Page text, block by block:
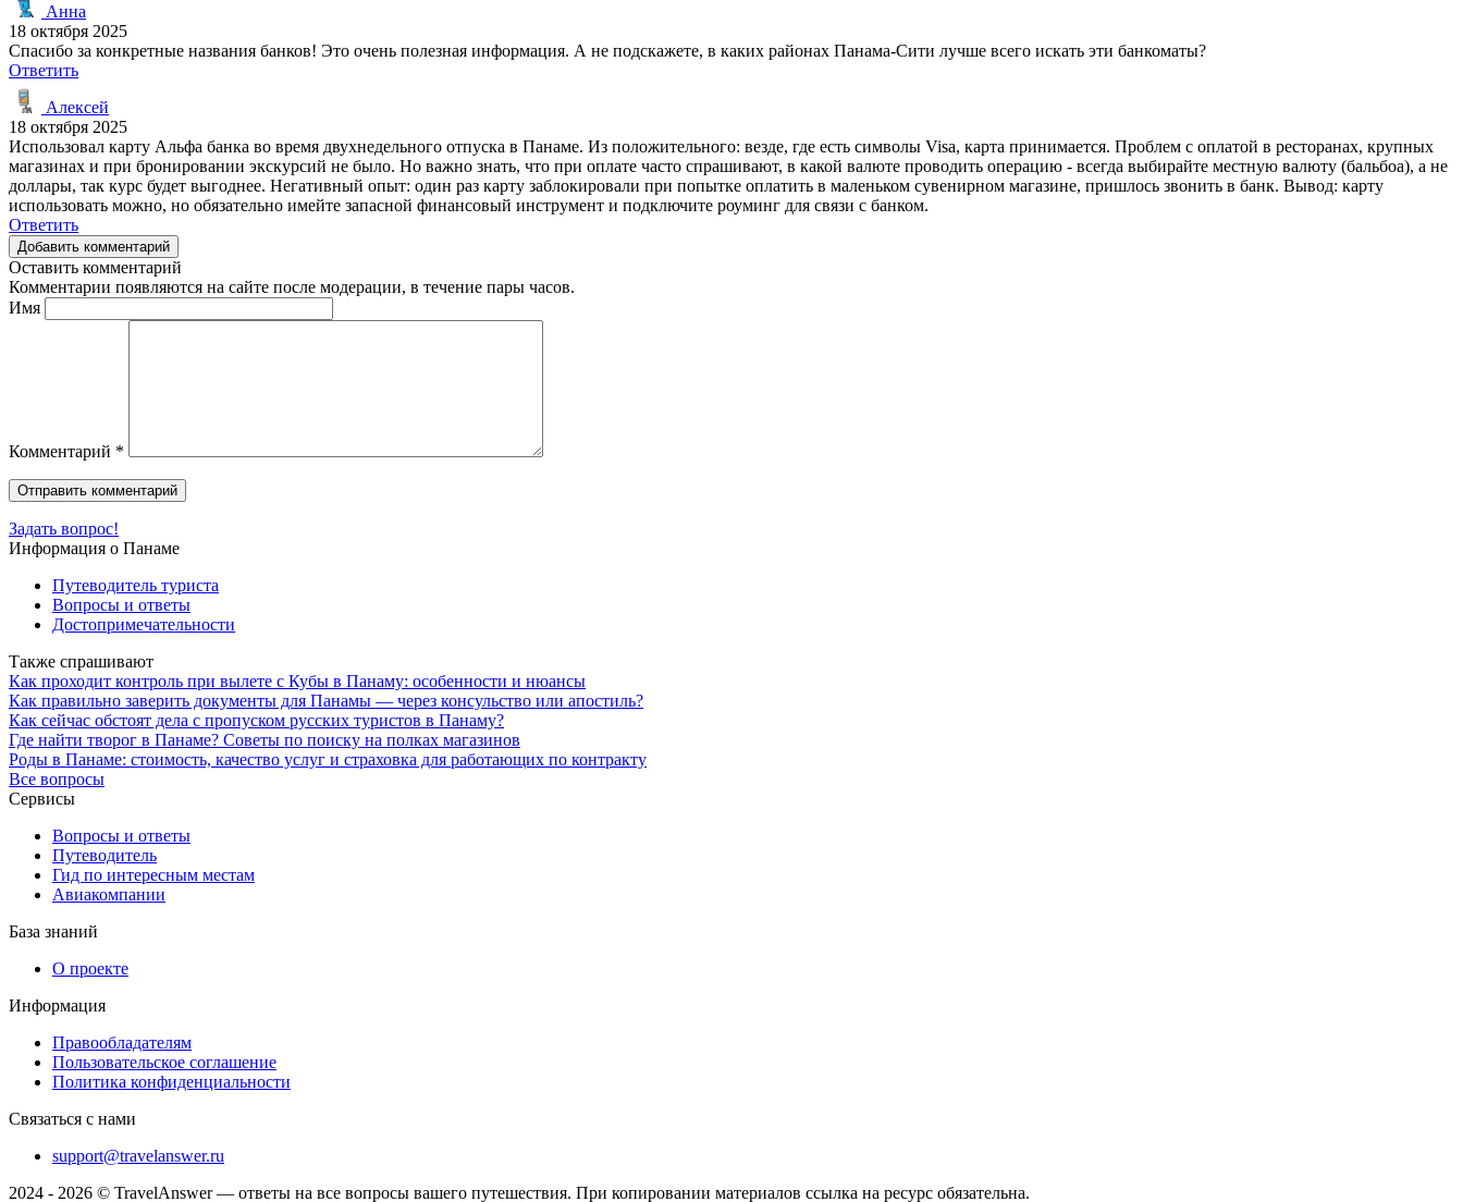
Анна
18 октября 2025
Спасибо за конкретные названия банков! Это очень полезная информация. А не подскажете, в каких районах Панама-Сити лучше всего искать эти банкоматы?
Ответить
Алексей
18 октября 2025
Использовал карту Альфа банка во время двухнедельного отпуска в Панаме. Из положительного: везде, где есть символы Visa, карта принимается. Проблем с оплатой в ресторанах, крупных
магазинах и при бронировании экскурсий не было. Но важно знать, что при оплате часто спрашивают, в какой валюте проводить операцию - всегда выбирайте местную валюту (бальбоа), а не
доллары, так курс будет выгоднее. Негативный опыт: один раз карту заблокировали при попытке оплатить в маленьком сувенирном магазине, пришлось звонить в банк. Вывод: карту
использовать можно, но обязательно имейте запасной финансовый инструмент и подключите роуминг для связи с банком.
Ответить
Добавить комментарий
Оставить комментарий
Комментарии появляются на сайте после модерации, в течение пары часов.
Имя
Комментарий *
Задать вопрос!
Информация о Панаме
Путеводитель туриста
Вопросы и ответы
Достопримечательности
Также спрашивают
Как проходит контроль при вылете с Кубы в Панаму: особенности и нюансы
Как правильно заверить документы для Панамы — через консульство или апостиль?
Как сейчас обстоят дела с пропуском русских туристов в Панаму?
Где найти творог в Панаме? Советы по поиску на полках магазинов
Роды в Панаме: стоимость, качество услуг и страховка для работающих по контракту
Все вопросы
Сервисы
Вопросы и ответы
Путеводитель
Гид по интересным местам
Авиакомпании
База знаний
О проекте
Информация
Правообладателям
Пользовательское соглашение
Политика конфиденциальности
Связаться с нами
support@travelanswer.ru
2024 - 2026 © TravelAnswer — ответы на все вопросы вашего путешествия. При копировании материалов ссылка на ресурс обязательна.